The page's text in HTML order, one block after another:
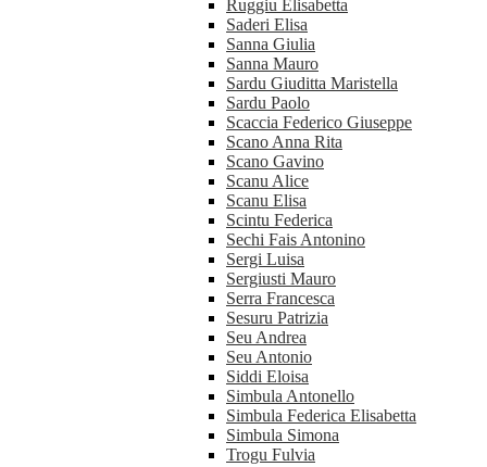
Ruggiu Elisabetta
Saderi Elisa
Sanna Giulia
Sanna Mauro
Sardu Giuditta Maristella
Sardu Paolo
Scaccia Federico Giuseppe
Scano Anna Rita
Scano Gavino
Scanu Alice
Scanu Elisa
Scintu Federica
Sechi Fais Antonino
Sergi Luisa
Sergiusti Mauro
Serra Francesca
Sesuru Patrizia
Seu Andrea
Seu Antonio
Siddi Eloisa
Simbula Antonello
Simbula Federica Elisabetta
Simbula Simona
Trogu Fulvia